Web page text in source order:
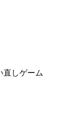
直しゲーム